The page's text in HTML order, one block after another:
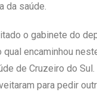
da saúde.
o gabinete do
qual encaminhou
de Cruzeiro do
para pedir